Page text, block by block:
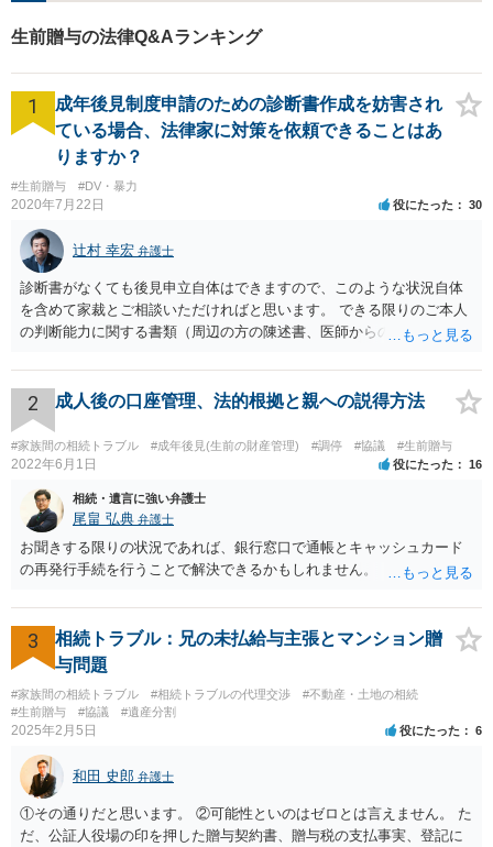
生前贈与の法律Q&Aランキング
1
成年後見制度申請のための診断書作成を妨害され
ている場合、法律家に対策を依頼できることはあ
りますか？
#生前贈与 #DV・暴力
2020年7月22日 役にたった 30
辻村 幸宏 弁護士
診断書がなくても後見申立自体はできますので、このような状況自体
を含めて家裁とご相談いただければと思います。 できる限りのご本人
の判断能力に関する書類（周辺の方の陳述書、医師からの聴取書等）
をしていただければそこから先は進むのではないかと存じます。 ま
た、Aさんの意向を酌みすぎるあまりに後見申立ができない状況にして
いる施設の問題もありますので、当該地域の地域包括支援センターに
ご相談されるのもひとつの方法です。
2 成人後の口座管理、法的根拠と親への説得方法
#家族間の相続トラブル #成年後見(生前の財産管理) #調停 #協議 #生前贈与
2022年6月1日 役にたった 16
相続・遺言に強い弁護士
尾畠 弘典 弁護士
お聞きする限りの状況であれば、銀行窓口で通帳とキャッシュカード
の再発行手続を行うことで解決できるかもしれません。
3
相続トラブル：兄の未払給与主張とマンション贈
与問題
#家族間の相続トラブル #相続トラブルの代理交渉
#不動産・土地の相続
#生前贈与
#協議 #遺産分割
2025年2月5日 役にたった 6
和田 史郎 弁護士
①その通りだと思います。 ②可能性といのはゼロとは言えません。 た
だ、公証人役場の印を押した贈与契約書、贈与税の支払事実、登記に